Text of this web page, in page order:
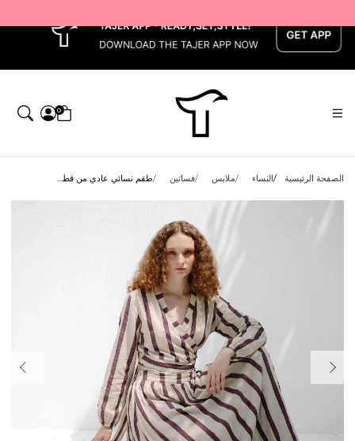
0
الصفحة الرئيسية النساء ملابس فساتين طقم نسائي عادي من قط...